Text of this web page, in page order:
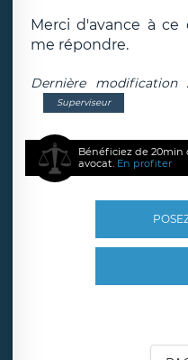
Merci d'avance à
me répondre.
Dernière modification
Superviseur
Bénéficiez de
avocat. En profiter